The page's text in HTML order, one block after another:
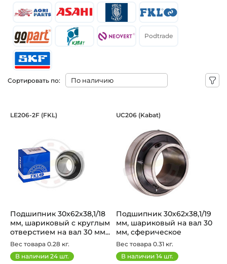
Podtrade
Сортировать по:
Подшипник 30х62х38,1/18 мм,
LE206-2F (FKL)
Подшипник 30х62х38,1/18
мм, шариковый с круглым
отверстием на вал 30 мм...
Вес товара 0.28 кг.
В наличии 24 шт.
Подшипник
UC206 (Kabat)
Подшипник 30х62х38,1/19
мм, шариковый на вал 30
мм, сферическое
наружно...
Вес товара 0.31 кг.
В наличии 14 шт.